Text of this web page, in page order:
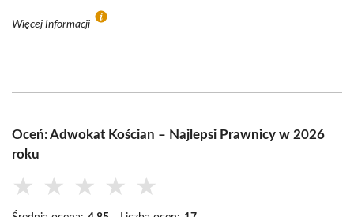
Więcej Informacji
Oceń: Adwokat Kościan – Najlepsi Prawnicy w 2026
roku
★ ★ ★ ★ ★